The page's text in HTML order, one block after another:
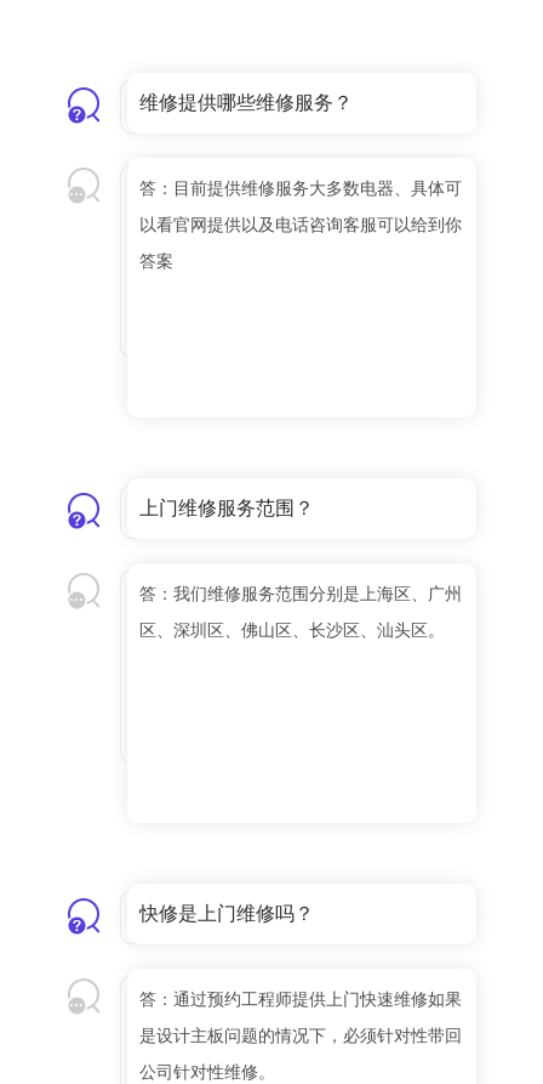
维修提供哪些维修服务？
答：目前提供维修服务大多数电器、具体可
以看官网提供以及电话咨询客服可以给到你
答案
上门维修服务范围？
答：我们维修服务范围分别是上海区、广州
区、深圳区、佛山区、长沙区、汕头区。
快修是上门维修吗？
答：通过预约工程师提供上门快速维修如果
是设计主板问题的情况下，必须针对性带回
公司针对性维修。